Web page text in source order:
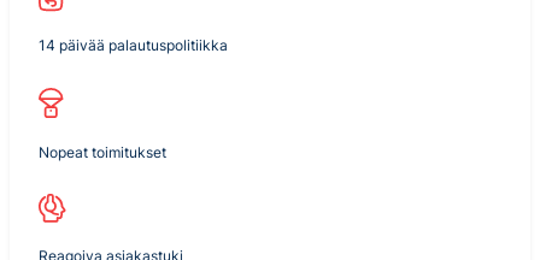
14 päivää palautuspolitiikka
Nopeat toimitukset
Reagoiva asiakastuki